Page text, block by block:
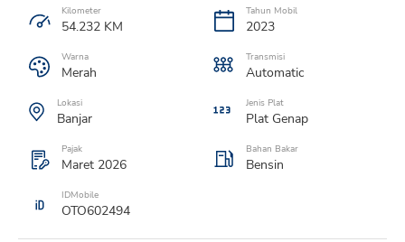
Kilometer
54.232 KM
Tahun Mobil
2023
Warna
Merah
Transmisi
Automatic
Lokasi
Banjar
Jenis Plat
Plat Genap
Pajak
Maret 2026
Bahan Bakar
Bensin
IDMobile
OTO602494